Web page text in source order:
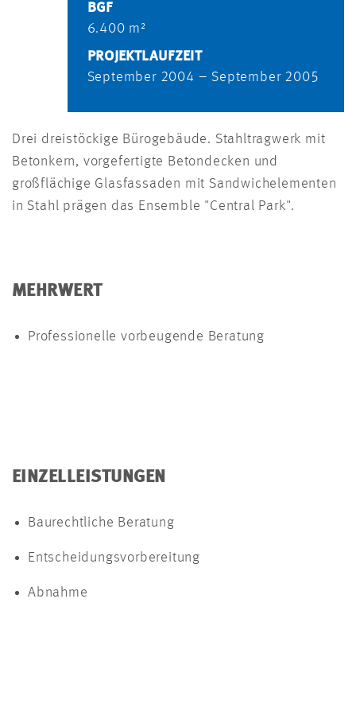
BGF
6.400 m²
PROJEKTLAUFZEIT
September 2004 – September 2005
Drei dreistöckige Bürogebäude. Stahltragwerk mit
Betonkern, vorgefertigte Betondecken und
großflächige Glasfassaden mit Sandwichelementen
in Stahl prägen das Ensemble "Central Park".
MEHRWERT
Professionelle vorbeugende Beratung
EINZELLEISTUNGEN
Baurechtliche Beratung
Entscheidungsvorbereitung
Abnahme